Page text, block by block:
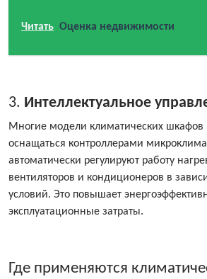
Читать Оценка недвижимости
3. Интеллектуальное
Многие модели климатических шкафов
оснащаться контроллерами
автоматически регулируют работу
вентиляторов и кондиционеров в
условий. Это повышает
эксплуатационные затраты.
Где применяются